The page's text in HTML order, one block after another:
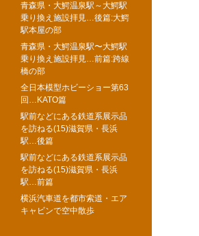
青森県・大鰐温泉駅～大鰐駅
乗り換え施設拝見…後篇:大鰐
駅本屋の部
青森県・大鰐温泉駅〜大鰐駅
乗り換え施設拝見…前篇:跨線
橋の部
全日本模型ホビーショー第63
回…KATO篇
駅前などにある鉄道系展示品
を訪ねる(15)滋賀県・長浜
駅…後篇
駅前などにある鉄道系展示品
を訪ねる(15)滋賀県・長浜
駅…前篇
横浜汽車道を都市索道・エア
キャビンで空中散歩